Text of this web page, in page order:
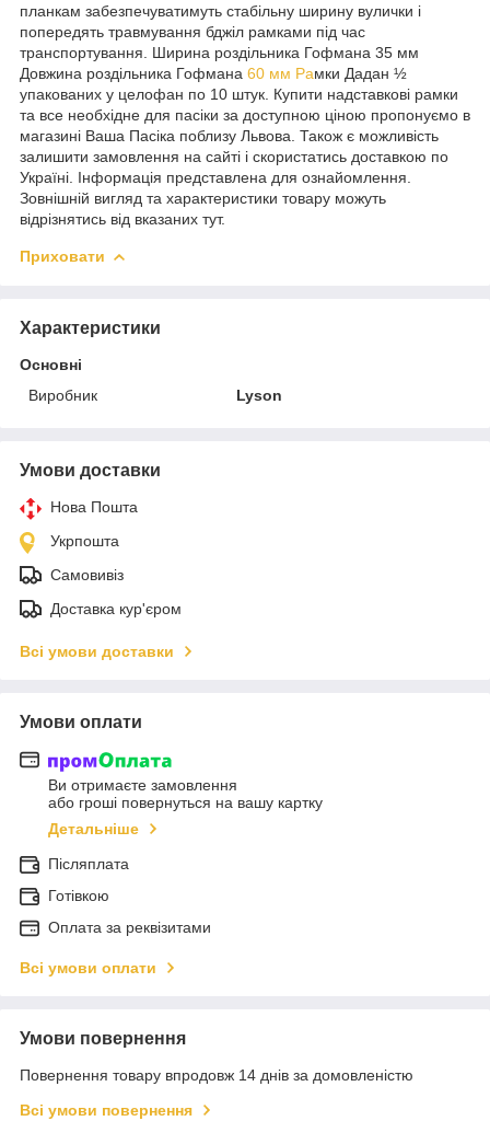
планкам забезпечуватимуть стабільну ширину вулички і
попередять травмування бджіл рамками під час
транспортування. Ширина роздільника Гофмана 35 мм
Довжина роздільника Гофмана 60 мм Рамки Дадан ½
упакованих у целофан по 10 штук. Купити надставкові рамки
та все необхідне для пасіки за доступною ціною пропонуємо в
магазині Ваша Пасіка поблизу Львова. Також є можливість
залишити замовлення на сайті і скористатись доставкою по
Україні. Інформація представлена для ознайомлення.
Зовнішній вигляд та характеристики товару можуть
відрізнятись від вказаних тут.
Приховати
Характеристики
Основні
Виробник
Lyson
Умови доставки
Нова Пошта
Укрпошта
Самовивіз
Доставка кур'єром
Всі умови доставки
Умови оплати
Ви отримаєте замовлення
або гроші повернуться на вашу картку
Детальніше
Післяплата
Готівкою
Оплата за реквізитами
Всі умови оплати
Умови повернення
Повернення товару впродовж 14 днів за домовленістю
Всі умови повернення